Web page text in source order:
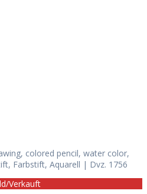
colored pencil, water color,
Farbstift, Aquarell | Dvz. 1756
Verkauft